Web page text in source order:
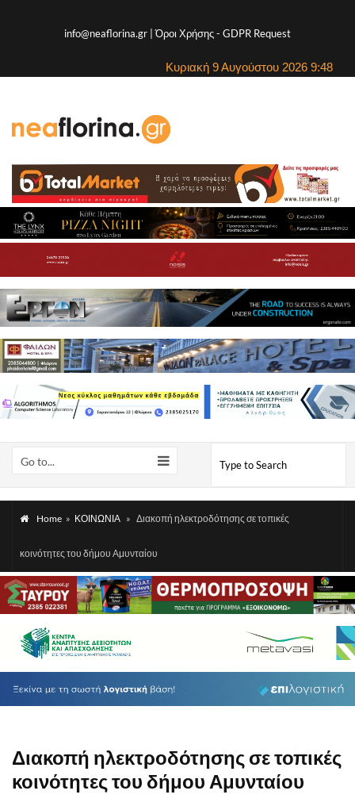
info@neaflorina.gr |Όροι Χρήσης- GDPR Request
Κυριακή 9 Αυγούστου 2026 9:48
Go to...
Home » ΚΟΙΝΩΝΙΑ » Διακοπή ηλεκτροδότησης σε τοπικές
κοινότητες του δήμου Αμυνταίου
Διακοπή ηλεκτροδότησης σε τοπικές
κοινότητες του δήμου Αμυνταίου